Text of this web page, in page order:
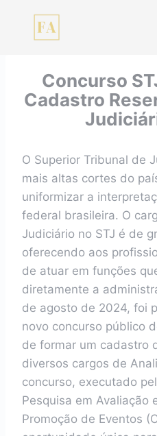
Concurso
Cadastro
O Superior Tribunal de
mais altas cortes do
uniformizar a
federal brasileira. O
Judiciário no STJ é de
oferecendo aos
de atuar em funções
diretamente a
de agosto de 2024, foi
novo concurso público
de formar um cadastro
diversos cargos de
concurso, executado
Pesquisa em Avaliação
Promoção de Eventos